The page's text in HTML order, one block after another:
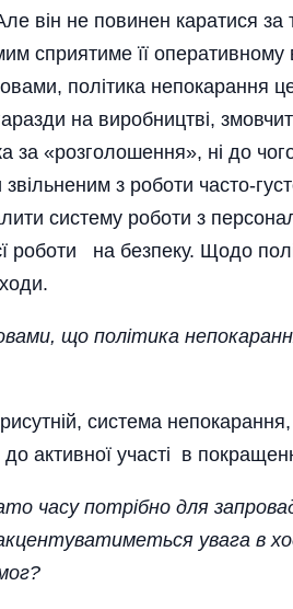
він не повинен каратися
сприятиме її
політика непокарання
на виробництві,
за «розголошення», ні до
з роботи часто-
систему роботи з
роботи на безпеку. Щодо
що політика
система
активної участі в
часу потрібно для
увага в